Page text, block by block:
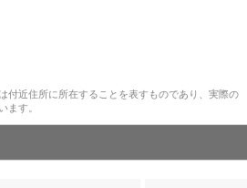
付近住所に所在することを表すものであり、実際の
ます。